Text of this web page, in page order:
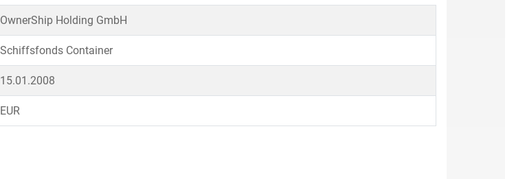
OwnerShip Holding GmbH
Schiffsfonds Container
15.01.2008
EUR